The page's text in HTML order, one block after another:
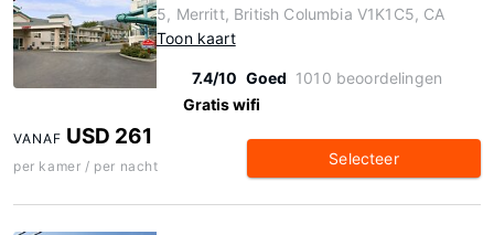
5, Merritt, British Columbia V1K1C5, CA
Toon kaart
7.4/10 Goed 1010 beoordelingen
Gratis wifi
VANAF USD 261
per kamer / per nacht Selecteer